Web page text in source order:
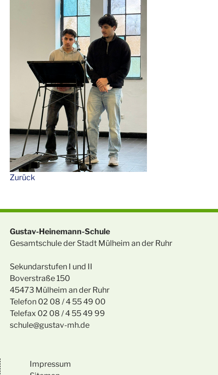
Zurück
Gustav-Heinemann-Schule
Gesamtschule der Stadt Mülheim an der Ruhr
Sekundarstufen I und II
Boverstraße 150
45473 Mülheim an der Ruhr
Telefon 02 08 / 4 55 49 00
Telefax 02 08 / 4 55 49 99
schule@gustav-mh.de
Impressum